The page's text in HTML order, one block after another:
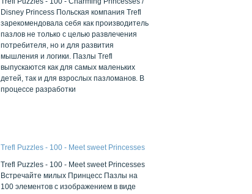
Disney Princess Польская компания Trefl
зарекомендовала себя как производитель
пазлов не только с целью развлечения
потребителя, но и для развития
мышления и логики. Пазлы Trefl
выпускаются как для самых маленьких
детей, так и для взрослых пазломанов. В
процессе разработки
Trefl Puzzles - 100 - Meet sweet Princesses
Trefl Puzzles - 100 - Meet sweet Princesses
Встречайте милых Принцесс Пазлы на
100 элементов с изображением в виде